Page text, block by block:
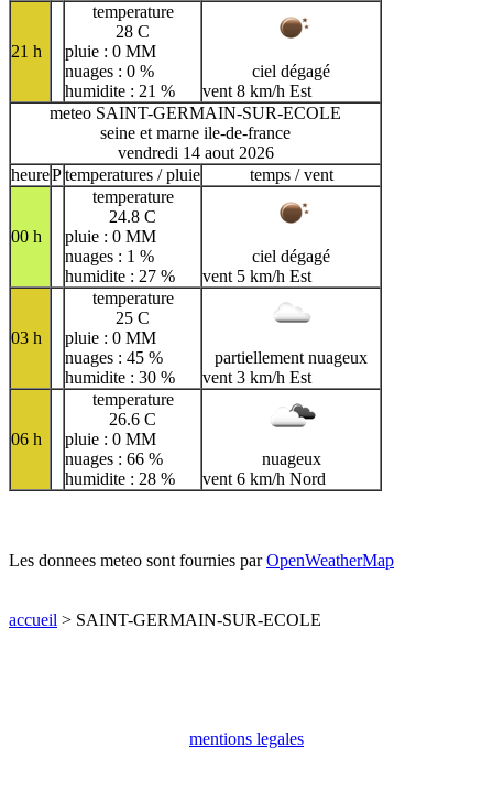
21 h
temperature
28 C
pluie : 0 MM
nuages : 0 %
humidite : 21 %
ciel dégagé
vent 8 km/h Est
meteo SAINT-GERMAIN-SUR-ECOLE
seine et marne ile-de-france
vendredi 14 aout 2026
heurePtemperatures / pluie temps / vent
00 h
temperature
24.8 C
pluie : 0 MM
nuages : 1 %
humidite : 27 %
ciel dégagé
vent 5 km/h Est
03 h
temperature
25 C
pluie : 0 MM
nuages : 45 %
humidite : 30 %
partiellement nuageux
vent 3 km/h Est
06 h
temperature
26.6 C
pluie : 0 MM
nuages : 66 %
humidite : 28 %
nuageux
vent 6 km/h Nord
Les donnees meteo sont fournies parOpenWeatherMap
accueil > SAINT-GERMAIN-SUR-ECOLE
mentions legales